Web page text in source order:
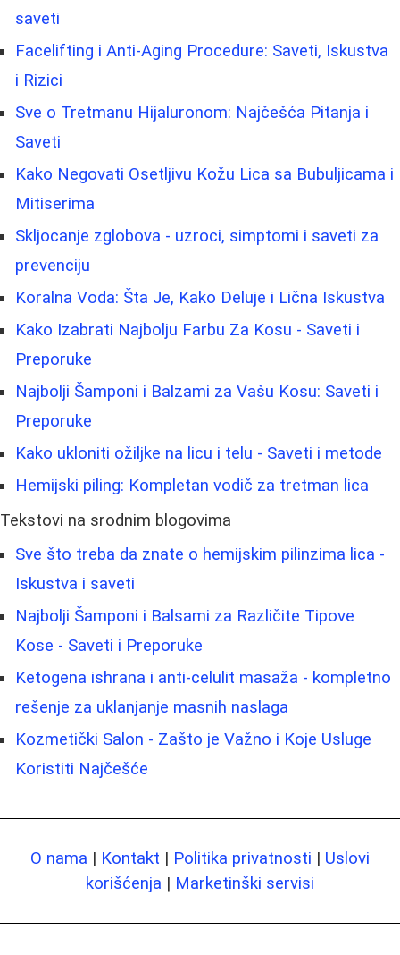
saveti
Facelifting i Anti-Aging Procedure: Saveti, Iskustva
i Rizici
Sve o Tretmanu Hijaluronom: Najčešća Pitanja i
Saveti
Kako Negovati Osetljivu Kožu Lica sa Bubuljicama i
Mitiserima
Skljocanje zglobova - uzroci, simptomi i saveti za
prevenciju
Koralna Voda: Šta Je, Kako Deluje i Lična Iskustva
Kako Izabrati Najbolju Farbu Za Kosu - Saveti i
Preporuke
Najbolji Šamponi i Balzami za Vašu Kosu: Saveti i
Preporuke
Kako ukloniti ožiljke na licu i telu - Saveti i metode
Hemijski piling: Kompletan vodič za tretman lica
Tekstovi na srodnim blogovima
Sve što treba da znate o hemijskim pilinzima lica -
Iskustva i saveti
Najbolji Šamponi i Balsami za Različite Tipove
Kose - Saveti i Preporuke
Ketogena ishrana i anti-celulit masaža - kompletno
rešenje za uklanjanje masnih naslaga
Kozmetički Salon - Zašto je Važno i Koje Usluge
Koristiti Najčešće
O nama | Kontakt | Politika privatnosti | Uslovi
korišćenja | Marketinški servisi